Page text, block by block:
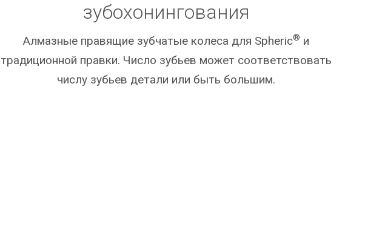
зубохонингования
Алмазные правящие зубчатые колеса для Spheric® и
традиционной правки. Число зубьев может соответствовать
числу зубьев детали или быть большим.